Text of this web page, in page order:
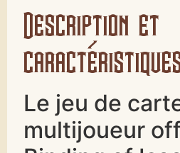
Description et
Le jeu de
multijoueur